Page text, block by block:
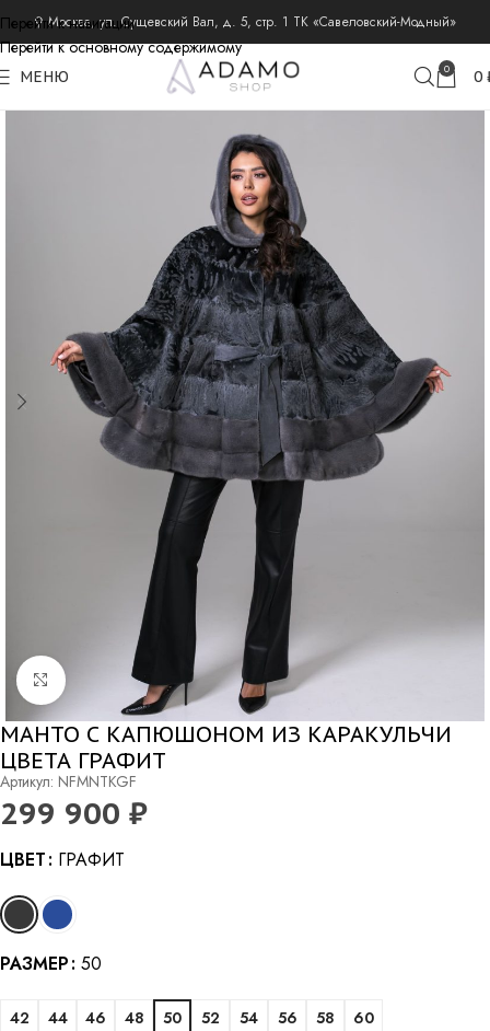
Перейти к навигации
Перейти к основному содержимому
⚲ Москва, ул. Сущевский Вал, д. 5, стр. 1 ТК «Савеловский-Модный»
МЕНЮ 0 0
главная шубы из каракуля
Нажмите, чтобы увеличить
МАНТО С КАПЮШОНОМ ИЗ КАРАКУЛЬЧИ
ЦВЕТА ГРАФИТ
Артикул: NFMNTKGF
299 900 ₽
ЦВЕТ ГРАФИТ
РАЗМЕР 50
42 44 46 48 50 52 54 56 58 60
Alternative: